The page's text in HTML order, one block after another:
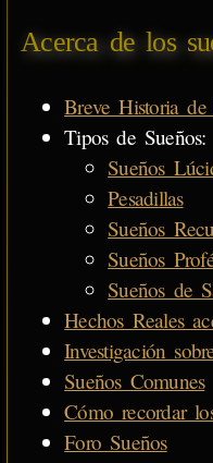
Acerca de los
Breve Historia de
Tipos de Sueños:
Sueños
Pesadillas
Sueños
Sueños
Sueños de
Hechos Reales
Investigación
Sueños Comunes
Cómo recordar
Foro Sueños